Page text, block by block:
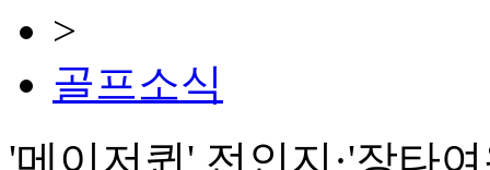
>
골프소식
'메이저퀸' 전인지·'장타